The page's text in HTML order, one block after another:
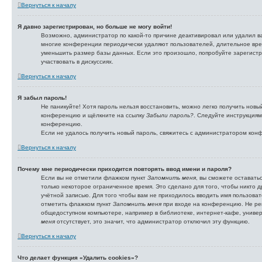
Вернуться к началу
Я давно зарегистрирован, но больше не могу войти!
Возможно, администратор по какой-то причине деактивировал или удалил
многие конференции периодически удаляют пользователей, длительное
уменьшить размер базы данных. Если это произошло, попробуйте
участвовать в дискуссиях.
Вернуться к началу
Я забыл пароль!
Не паникуйте! Хотя пароль нельзя восстановить, можно легко получить
конференцию и щёлкните на ссылку Забыли пароль? . Следуйте
конференцию.
Если не удалось получить новый пароль, свяжитесь с администратором
Вернуться к началу
Почему мне периодически приходится повторять ввод имени и пароля?
Если вы не отметили флажком пункт Запомнить меня , вы сможете
только некоторое ограниченное время. Это сделано для того, чтобы никто
учётной записью. Для того чтобы вам не приходилось вводить имя
отметить флажком пункт Запомнить меня при входе на конференцию. Не
общедоступном компьютере, например в библиотеке, интернет-кафе,
меня отсутствует, это значит, что администратор отключил эту функцию.
Вернуться к началу
Что делает функция «Удалить cookies»?